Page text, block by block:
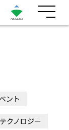
ント
クノロジー